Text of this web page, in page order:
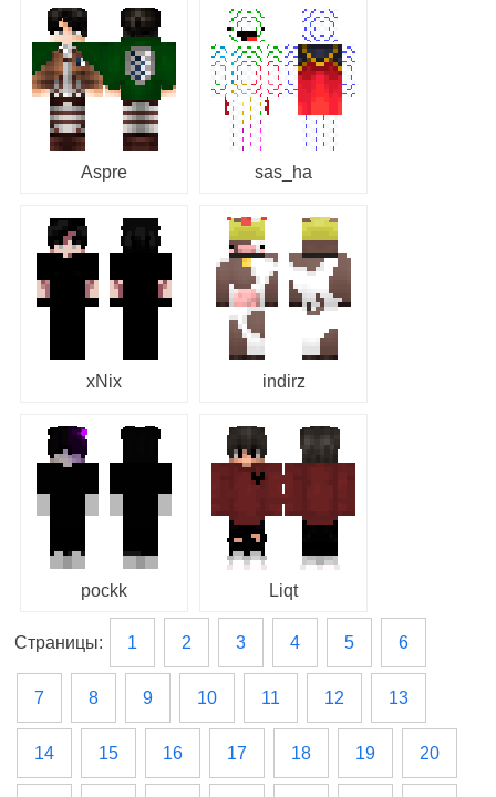
Aspre sas_ha
xNix indirz
pockk Liqt
Страницы: 1 2 3 4 5 6
7 8 9 10 11 12 13
14 15 16 17 18 19 20